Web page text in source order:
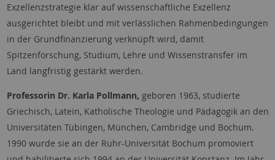
Exzellenzstrategie klar auf wissenschaftliche Exzellenz
ausgerichtet bleibt und mit verlässlichen Rahmenbedingungen
in der Grundfinanzierung verknüpft wird, damit
Spitzenforschung, Studium, Lehre und Wissenstransfer im
Land langfristig gestärkt werden.
Professorin Dr. Karla Pollmann, geboren 1963, studierte
Griechisch, Latein, Katholische Theologie und Pädagogik an den
Universitäten Tübingen, München, Cambridge und Bochum.
1990 wurde sie an der Ruhr-Universität Bochum promoviert